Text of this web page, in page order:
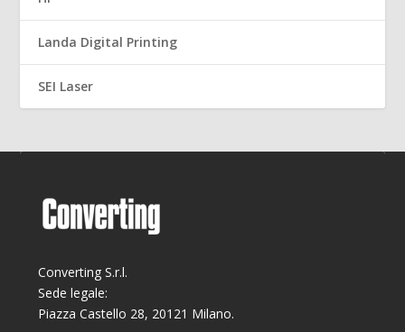
Landa Digital Printing
SEI Laser
Converting S.r.l.
Sede legale:
Piazza Castello 28, 20121 Milano.